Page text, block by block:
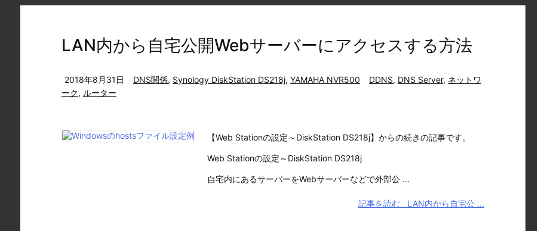
LAN内から自宅公開Webサーバーにアクセスする方法
2018年8月31日 DNS関係, Synology DiskStation DS218j, YAMAHA NVR500 DDNS, DNS Server, ネットワ
ーク, ルーター
【Web Stationの設定～DiskStation DS218j】からの続きの記事です。
Web Stationの設定～DiskStation DS218j
自宅内にあるサーバーをWebサーバーなどで外部公 ...
記事を読む LAN内から自宅公 ...